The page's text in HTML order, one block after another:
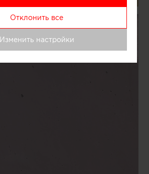
Отклонить все
Изменить настройки